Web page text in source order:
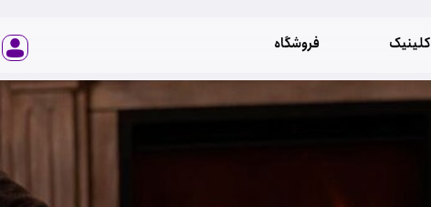
کلینیک فروشگاه